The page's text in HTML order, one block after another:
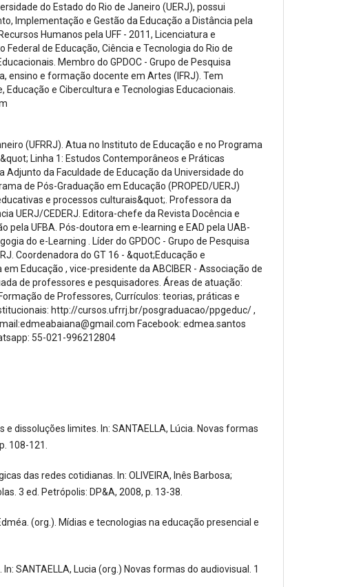
do Estado do Rio de Janeiro (UERJ), possui
Implementação e Gestão da Educação a Distância pela
Humanos pela UFF - 2011, Licenciatura e
de Educação, Ciência e Tecnologia do Rio de
Membro do GPDOC - Grupo de Pesquisa
ensino e formação docente em Artes (IFRJ). Tem
e Cibercultura e Tecnologias Educacionais.
(UFRRJ). Atua no Instituto de Educação e no Programa
Linha 1: Estudos Contemporâneos e Práticas
da Faculdade de Educação da Universidade do
de Pós-Graduação em Educação (PROPED/UERJ)
e processos culturais&quot;. Professora da
UERJ/CEDERJ. Editora-chefe da Revista Docência e
pela UFBA. Pós-doutora em e-learning e EAD pela UAB-
do e-Learning . Líder do GPDOC - Grupo de Pesquisa
Coordenadora do GT 16 - &quot;Educação e
Educação , vice-presidente da ABCIBER - Associação de
de professores e pesquisadores. Áreas de atuação:
de Professores, Currículos: teorias, práticas e
http://cursos.ufrrj.br/posgraduacao/ppgeduc/ ,
Facebook: edmea.santos
55-021-996212804
dissoluções limites. In: SANTAELLA, Lúcia. Novas formas
108-121.
das redes cotidianas. In: OLIVEIRA, Inês Barbosa;
3 ed. Petrópolis: DP&A, 2008, p. 13-38.
(org.). Mídias e tecnologias na educação presencial e
SANTAELLA, Lucia (org.) Novas formas do audiovisual. 1